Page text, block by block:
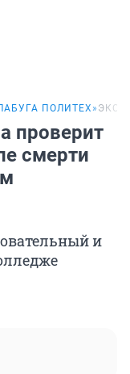
ПОЛИТЕХ»
проверит
смерти
и